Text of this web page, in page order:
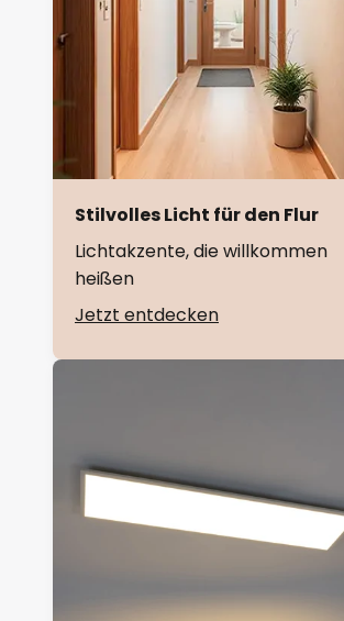
Stilvolles Licht für den Flur
Lichtakzente, die willkommen
heißen
Jetzt entdecken